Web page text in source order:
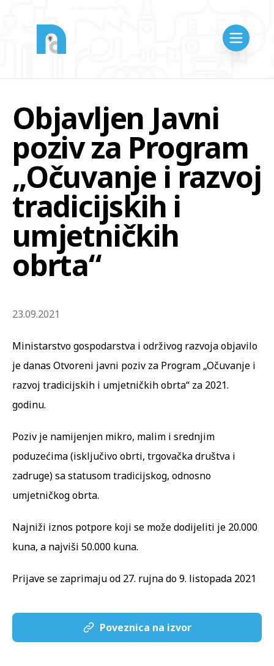
Objavljen Javni
poziv za Program
„Očuvanje i razvoj
tradicijskih i
umjetničkih
obrta“
23.09.2021
Ministarstvo gospodarstva i održivog razvoja objavilo
je danas Otvoreni javni poziv za Program „Očuvanje i
razvoj tradicijskih i umjetničkih obrta“ za 2021.
godinu.
Poziv je namijenjen mikro, malim i srednjim
poduzećima (isključivo obrti, trgovačka društva i
zadruge) sa statusom tradicijskog, odnosno
umjetničkog obrta.
Najniži iznos potpore koji se može dodijeliti je 20.000
kuna, a najviši 50.000 kuna.
Prijave se zaprimaju od 27. rujna do 9. listopada 2021
Poveznica na izvor